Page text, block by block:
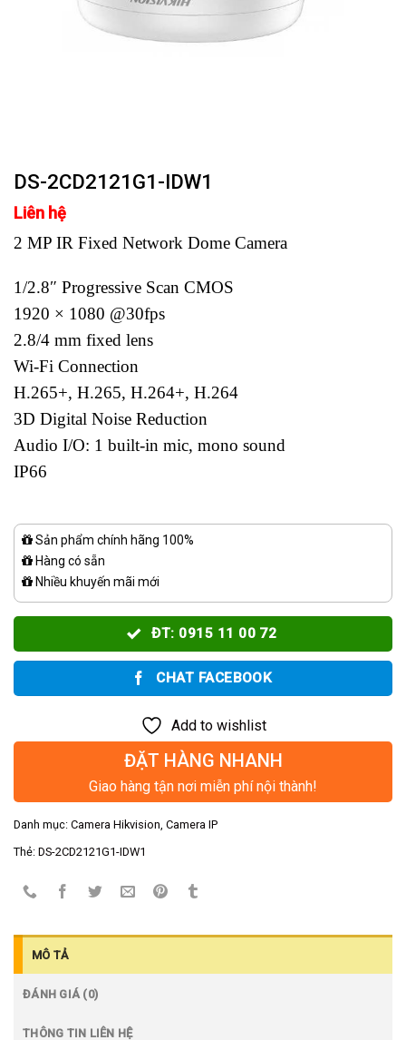
DS-2CD2121G1-IDW1
Liên hệ
2 MP IR Fixed Network Dome Camera
1/2.8″ Progressive Scan CMOS
1920 × 1080 @30fps
2.8/4 mm fixed lens
Wi-Fi Connection
H.265+, H.265, H.264+, H.264
3D Digital Noise Reduction
Audio I/O: 1 built-in mic, mono sound
IP66
Sản phẩm chính hãng 100%
Hàng có sẵn
Nhiều khuyến mãi mới
ĐT: 0915 11 00 72
CHAT FACEBOOK
Add to wishlist
ĐẶT HÀNG NHANH
Giao hàng tận nơi miễn phí nội thành!
Danh mục: Camera Hikvision, Camera IP
Thẻ: DS-2CD2121G1-IDW1
MÔ TẢ
ĐÁNH GIÁ (0)
THÔNG TIN LIÊN HỆ